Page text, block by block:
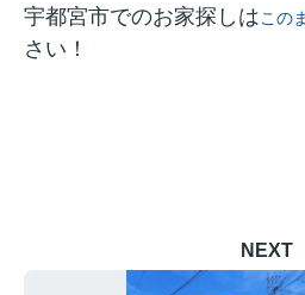
宇都宮市でのお家探しはこの
さい！
NEXT